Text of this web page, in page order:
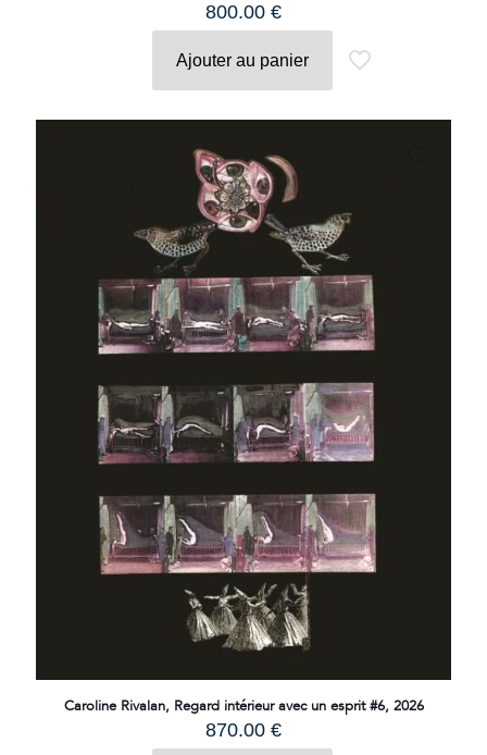
800.00 €
Ajouter au panier
Caroline Rivalan, Regard intérieur avec un esprit #6, 2026
870.00 €